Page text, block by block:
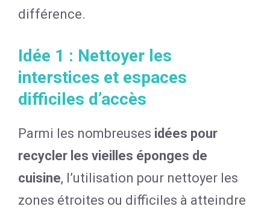
différence.
Idée 1 : Nettoyer les
interstices et espaces
difficiles d’accès
Parmi les nombreuses idées pour
recycler les vieilles éponges de
cuisine, l’utilisation pour nettoyer les
zones étroites ou difficiles à atteindre